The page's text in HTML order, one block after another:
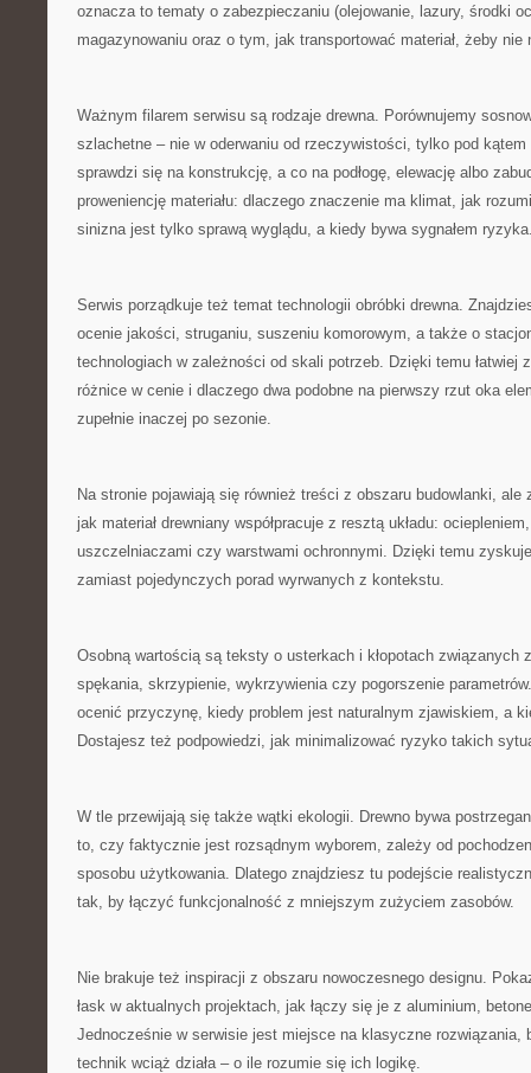
oznacza to tematy o zabezpieczaniu (olejowanie, lazury, środki
magazynowaniu oraz o tym, jak transportować materiał, żeby nie
Ważnym filarem serwisu są rodzaje drewna. Porównujemy
szlachetne – nie w oderwaniu od rzeczywistości, tylko pod
sprawdzi się na konstrukcję, a co na podłogę, elewację albo
proweniencję materiału: dlaczego znaczenie ma klimat, jak
sinizna jest tylko sprawą wyglądu, a kiedy bywa sygnałem
Serwis porządkuje też temat technologii obróbki drewna.
ocenie jakości, struganiu, suszeniu komorowym, a także o
technologiach w zależności od skali potrzeb. Dzięki temu łatwiej
różnice w cenie i dlaczego dwa podobne na pierwszy rzut oka
zupełnie inaczej po sezonie.
Na stronie pojawiają się również treści z obszaru budowlanki,
jak materiał drewniany współpracuje z resztą układu:
uszczelniaczami czy warstwami ochronnymi. Dzięki temu
zamiast pojedynczych porad wyrwanych z kontekstu.
Osobną wartością są teksty o usterkach i kłopotach związanych
spękania, skrzypienie, wykrzywienia czy pogorszenie
ocenić przyczynę, kiedy problem jest naturalnym zjawiskiem, a
Dostajesz też podpowiedzi, jak minimalizować ryzyko takich
W tle przewijają się także wątki ekologii. Drewno bywa
to, czy faktycznie jest rozsądnym wyborem, zależy od
sposobu użytkowania. Dlatego znajdziesz tu podejście
tak, by łączyć funkcjonalność z mniejszym zużyciem zasobów.
Nie brakuje też inspiracji z obszaru nowoczesnego designu.
łask w aktualnych projektach, jak łączy się je z aluminium,
Jednocześnie w serwisie jest miejsce na klasyczne rozwiązania,
technik wciąż działa – o ile rozumie się ich logikę.